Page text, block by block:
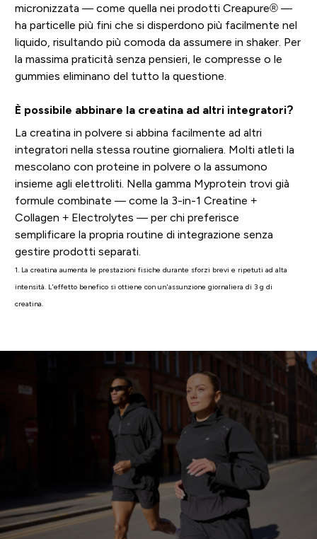
micronizzata — come quella nei prodotti Creapure® —
ha particelle più fini che si disperdono più facilmente nel
liquido, risultando più comoda da assumere in shaker. Per
la massima praticità senza pensieri, le compresse o le
gummies eliminano del tutto la questione.
È possibile abbinare la creatina ad altri integratori?
La creatina in polvere si abbina facilmente ad altri
integratori nella stessa routine giornaliera. Molti atleti la
mescolano con proteine in polvere o la assumono
insieme agli elettroliti. Nella gamma Myprotein trovi già
formule combinate — come la 3-in-1 Creatine +
Collagen + Electrolytes — per chi preferisce
semplificare la propria routine di integrazione senza
gestire prodotti separati.
1. La creatina aumenta le prestazioni fisiche durante sforzi brevi e ripetuti ad alta
intensità. L'effetto benefico si ottiene con un'assunzione giornaliera di 3 g di
creatina.